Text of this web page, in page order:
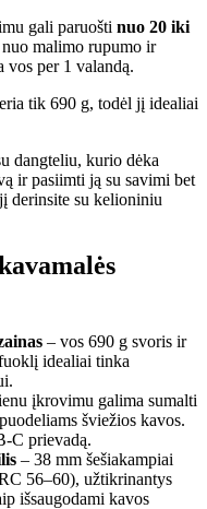
gali paruošti nuo 20 iki
malimo rupumo ir
vos per 1 valandą.
tik 690 g, todėl jį idealiai
dangteliu, kurio dėka
ir pasiimti ją su savimi bet
derinsite su kelioniniu
– vos 690 g svoris ir
idealiai tinka
įkrovimu galima sumalti
šviežios kavos.
C prievadą.
– 38 mm šešiakampiai
56–60), užtikrinantys
išsaugodami kavos